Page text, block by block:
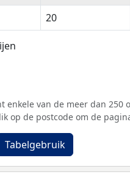
20
enkele van de meer dan
op de postcode om de
Tabelgebruik